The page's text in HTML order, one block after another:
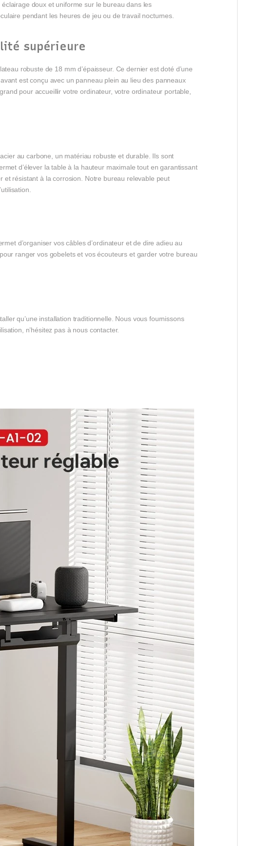
doux et uniforme sur le bureau dans les
pendant les heures de jeu ou de travail nocturnes.
supérieure
robuste de 18 mm d’épaisseur. Ce dernier est doté d’une
est conçu avec un panneau plein au lieu des panneaux
pour accueillir votre ordinateur, votre ordinateur portable,
au carbone, un matériau robuste et durable. Ils sont
d’élever la table à la hauteur maximale tout en garantissant
et résistant à la corrosion. Notre bureau relevable peut
d’organiser vos câbles d’ordinateur et de dire adieu au
ranger vos gobelets et vos écouteurs et garder votre bureau
qu’une installation traditionnelle. Nous vous fournissons
n’hésitez pas à nous contacter.